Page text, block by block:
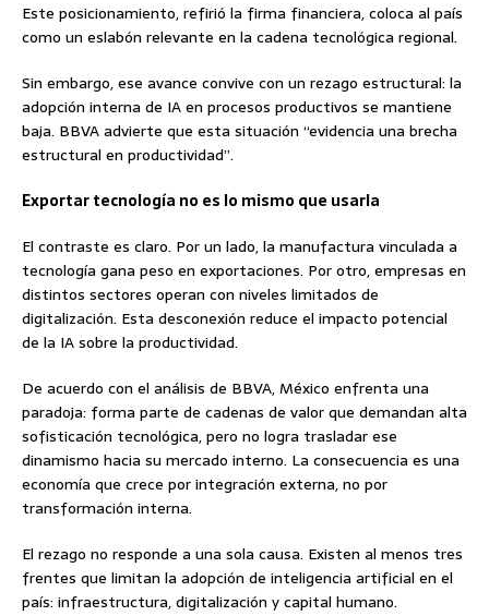
Este posicionamiento, refirió la firma financiera, coloca al país
como un eslabón relevante en la cadena tecnológica regional.
Sin embargo, ese avance convive con un rezago estructural: la
adopción interna de IA en procesos productivos se mantiene
baja. BBVA advierte que esta situación “evidencia una brecha
estructural en productividad”.
Exportar tecnología no es lo mismo que usarla
El contraste es claro. Por un lado, la manufactura vinculada a
tecnología gana peso en exportaciones. Por otro, empresas en
distintos sectores operan con niveles limitados de
digitalización. Esta desconexión reduce el impacto potencial
de la IA sobre la productividad.
De acuerdo con el análisis de BBVA, México enfrenta una
paradoja: forma parte de cadenas de valor que demandan alta
sofisticación tecnológica, pero no logra trasladar ese
dinamismo hacia su mercado interno. La consecuencia es una
economía que crece por integración externa, no por
transformación interna.
El rezago no responde a una sola causa. Existen al menos tres
frentes que limitan la adopción de inteligencia artificial en el
país: infraestructura, digitalización y capital humano.